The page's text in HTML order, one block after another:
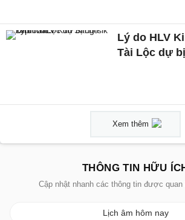
Lý do HLV
Tài Lộc dự
Xem thêm
THÔNG TIN HỮU
Cập nhật nhanh các thông tin được quan
Lịch âm hôm nay